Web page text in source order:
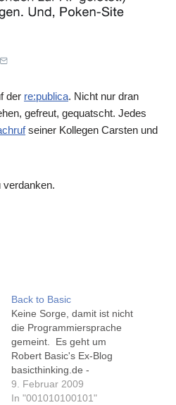
der re:publica. Nicht nur dran
gefreut, gequatscht. Jedes
seiner Kollegen Carsten und
verdanken.
Back to Basic
Keine Sorge, damit ist nicht
die Programmiersprache
gemeint. Es geht um
Robert Basic's Ex-Blog
basicthinking.de -
spätestens dieser Artikel
über 'Bernd das Brot' war
9. Februar 2009
In "001010100101"